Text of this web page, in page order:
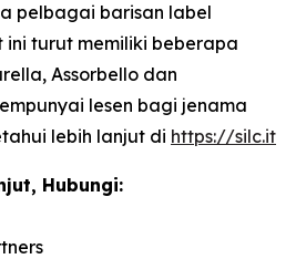
pelbagai barisan label
ini turut memiliki beberapa
Assorbello dan
lesen bagi jenama
lebih lanjut di https://silc.it
Hubungi: